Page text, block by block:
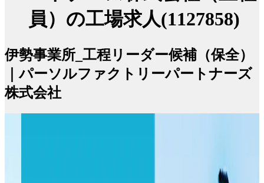
員）の工場求人(1127858)
伊勢事業所_工程リーダー候補（保全）
｜パーソルファクトリーパートナーズ
株式会社